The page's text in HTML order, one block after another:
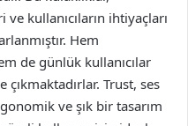
kullanıcıların ihtiyaçları
Hem
de günlük kullanıcılar
Trust, ses
ve şık bir tasarım